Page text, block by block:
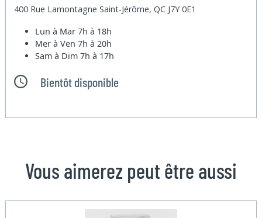
400 Rue Lamontagne Saint-Jérôme, QC J7Y 0E1
Lun à Mar7h à 18h
Mer à Ven7h à 20h
Sam à Dim7h à 17h
Bientôt disponible
Vous aimerez peut être aussi